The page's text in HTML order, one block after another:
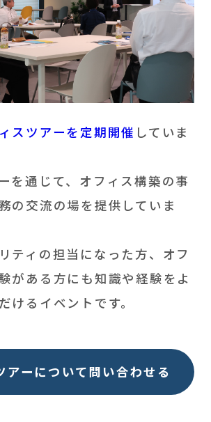
スツアーを定期開催 していま
を通じて、オフィス構築の事
の交流の場を提供していま
ティの担当になった方、オフ
がある方にも知識や経験をよ
けるイベントです。
アーについて問い合わせる